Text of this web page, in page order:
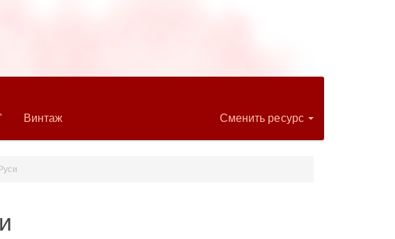
Винтаж Сменить ресурс